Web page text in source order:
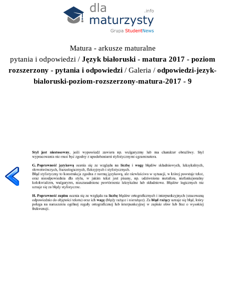
Matura - arkusze maturalne
pytania i odpowiedzi / Język białoruski - matura 2017 - poziom
rozszerzony - pytania i odpowiedzi / Galeria / odpowiedzi-jezyk-
bialoruski-poziom-rozszerzony-matura-2017 - 9